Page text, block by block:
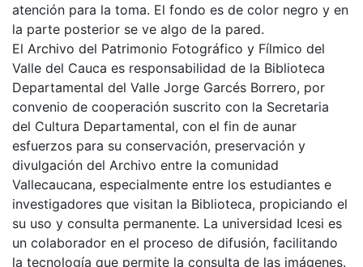
atención para la toma. El fondo es de color negro y en
la parte posterior se ve algo de la pared.
El Archivo del Patrimonio Fotográfico y Fílmico del
Valle del Cauca es responsabilidad de la Biblioteca
Departamental del Valle Jorge Garcés Borrero, por
convenio de cooperación suscrito con la Secretaria
del Cultura Departamental, con el fin de aunar
esfuerzos para su conservación, preservación y
divulgación del Archivo entre la comunidad
Vallecaucana, especialmente entre los estudiantes e
investigadores que visitan la Biblioteca, propiciando el
su uso y consulta permanente. La universidad Icesi es
un colaborador en el proceso de difusión, facilitando
la tecnología que permite la consulta de las imágenes.